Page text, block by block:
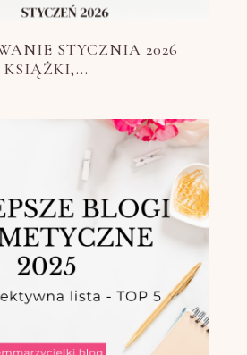
STYCZNIA 2026
KSIĄŻKI,...